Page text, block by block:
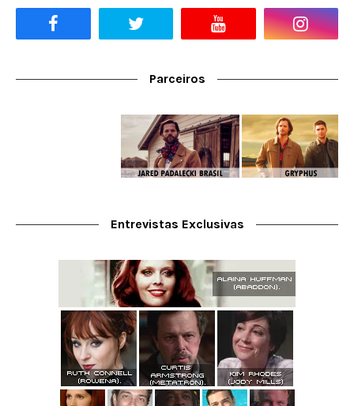
Parceiros
Entrevistas Exclusivas